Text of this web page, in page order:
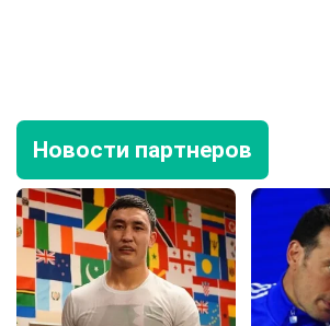
Новости партнеров